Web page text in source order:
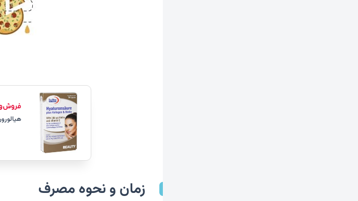
زمان و نحوه مصرف